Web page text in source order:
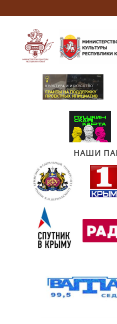
НАШИ